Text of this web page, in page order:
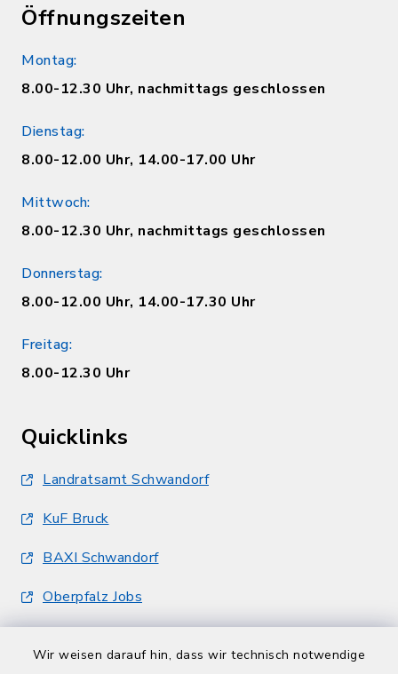
Wir weisen darauf hin, dass wir technisch notwendige
Öffnungszeiten
Montag:
8.00-12.30 Uhr, nachmittags geschlossen
Dienstag:
8.00-12.00 Uhr, 14.00-17.00 Uhr
Mittwoch:
8.00-12.30 Uhr, nachmittags geschlossen
Donnerstag:
8.00-12.00 Uhr, 14.00-17.30 Uhr
Freitag:
8.00-12.30 Uhr
Quicklinks
Landratsamt Schwandorf
KuF Bruck
BAXI Schwandorf
Oberpfalz Jobs